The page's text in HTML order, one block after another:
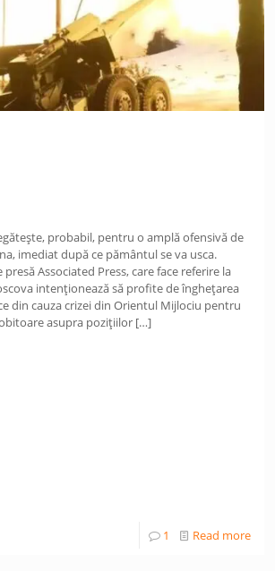
probabil, pentru o amplă ofensivă de
imediat după ce pământul se va usca.
Associated Press, care face referire la
intenționează să profite de înghețarea
din cauza crizei din Orientul Mijlociu pentru
asupra pozițiilor […]
1 Read more